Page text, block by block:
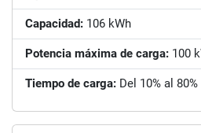
Capacidad: 106 kWh
Potencia máxima de carga: 100
Tiempo de carga: Del 10% al